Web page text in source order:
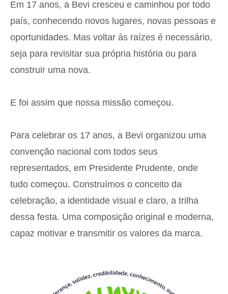
Em 17 anos, a Bevi cresceu e caminhou por todo
país, conhecendo novos lugares, novas pessoas e
oportunidades. Mas voltar às raízes é necessário,
seja para revisitar sua própria história ou para
construir uma nova.
E foi assim que nossa missão começou.
Para celebrar os 17 anos, a Bevi organizou uma
convenção nacional com todos seus
representados, em Presidente Prudente, onde
tudo começou. Construímos o conceito da
celebração, a identidade visual e claro, a trilha
dessa festa. Uma composição original e moderna,
capaz motivar e transmitir os valores da marca.